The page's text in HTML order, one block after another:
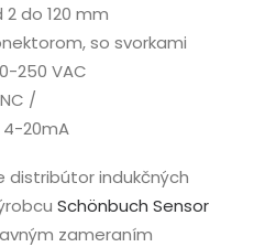
do 120 mm
so svorkami
250 VAC
/
4-20mA
distribútor indukčných
Schönbuch Sensor
zameraním